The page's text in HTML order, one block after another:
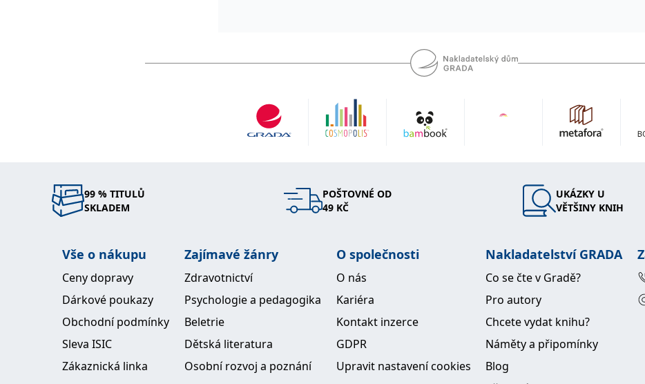
99 % TITULŮ
SKLADEM
POŠTOVNÉ OD
49 KČ
UKÁZKY U
VĚTŠINY KNIH
Vše o nákupu
Ceny dopravy
Dárkové poukazy
Obchodní podmínky
Sleva ISIC
Zákaznická linka
Zajímavé žánry
Zdravotnictví
Psychologie a pedagogika
Beletrie
Dětská literatura
Osobní rozvoj a poznání
O společnosti
O nás
Kariéra
Kontakt inzerce
GDPR
Upravit nastavení cookies
Nakladatelství GRADA
Co se čte v Gradě?
Pro autory
Chcete vydat knihu?
Náměty a připomínky
Blog